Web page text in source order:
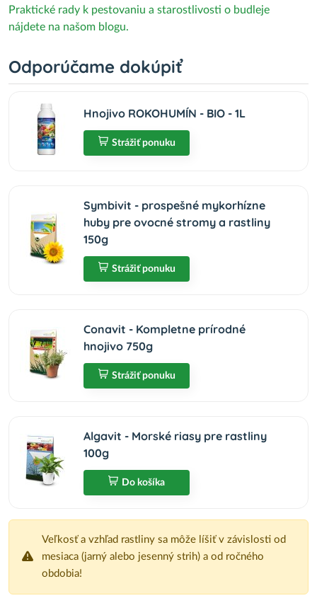
Praktické rady k pestovaniu a starostlivosti o budleje
nájdete na našom blogu.
Odporúčame dokúpiť
Hnojivo ROKOHUMÍN - BIO - 1L
Strážiť ponuku
Symbivit - prospešné mykorhízne
huby pre ovocné stromy a rastliny
150g
Strážiť ponuku
Conavit - Kompletne prírodné
hnojivo 750g
Strážiť ponuku
Algavit - Morské riasy pre rastliny
100g
Do košíka
Veľkosť a vzhľad rastliny sa môže líšiť v závislosti od
mesiaca (jarný alebo jesenný strih) a od ročného
obdobia!